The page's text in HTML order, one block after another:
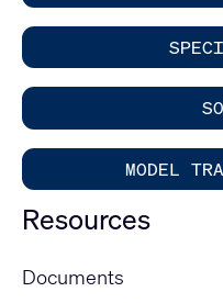
MODEL
Resources
Documents